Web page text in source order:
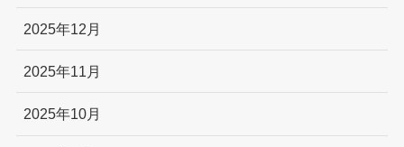
2025年12月
2025年11月
2025年10月